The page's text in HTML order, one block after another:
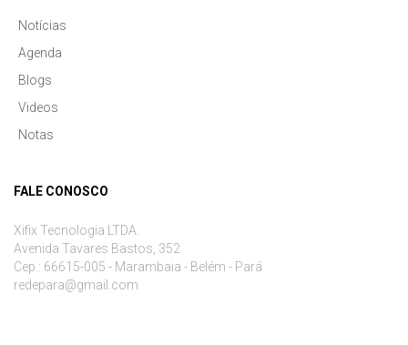
Notícias
Agenda
Blogs
Videos
Notas
FALE CONOSCO
Xifix Tecnologia LTDA.
Avenida Tavares Bastos, 352
Cep.: 66615-005 - Marambaia - Belém - Pará
redepara@gmail.com